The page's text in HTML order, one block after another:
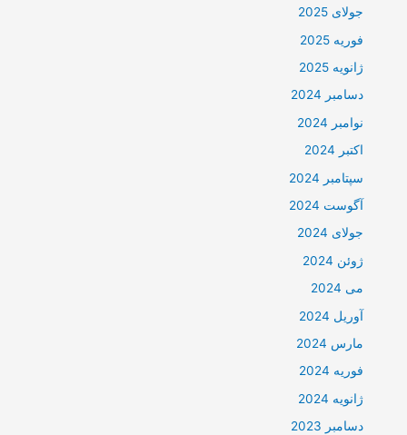
جولای 2025
فوریه 2025
ژانویه 2025
دسامبر 2024
نوامبر 2024
اکتبر 2024
سپتامبر 2024
آگوست 2024
جولای 2024
ژوئن 2024
می 2024
آوریل 2024
مارس 2024
فوریه 2024
ژانویه 2024
دسامبر 2023